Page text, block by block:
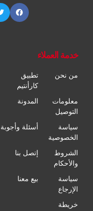
خدمة العملاء
من نحن
تطبيق
كارأنتيم
معلومات
التوصيل
المدونة
سياسة
الخصوصية
أسئلة وأجوبة
الشروط
والأحكام
إتصل بنا
سياسة
الإرجاع
بيع معنا
خريطة